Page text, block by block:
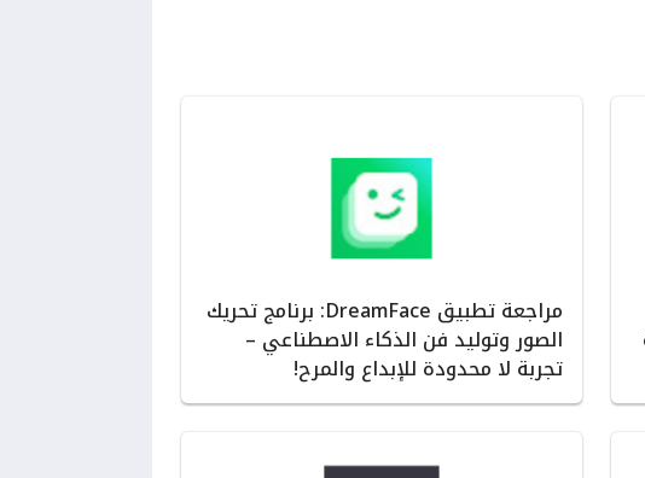
مراجعة تطبيق DreamFace: برنامج تحريك
الصور وتوليد فن الذكاء الاصطناعي –
تجربة لا محدودة للإبداع والمرح!